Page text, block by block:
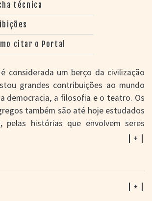
técnica
citar o Portal
considerada um berço da civilização
grandes contribuições ao mundo
democracia, a filosofia e o teatro. Os
também são até hoje estudados
pelas histórias que envolvem seres
do Olimpo. Possivelmente pensando
se associar ao talentoso cineasta
Koutsoliotas para ajudar a
de um longa-metragem filmado
| + |
| + |